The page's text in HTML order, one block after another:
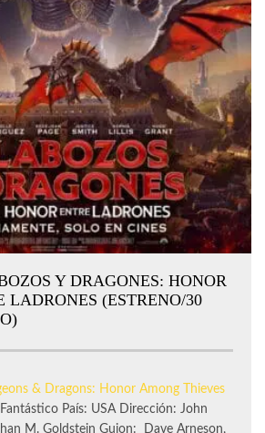
Y DRAGONES: HONOR
LADRONES (ESTRENO/30
& Dragons: Honor Among Thieves
País: USA Dirección: John
M. Goldstein Guion: Dave Arneson,